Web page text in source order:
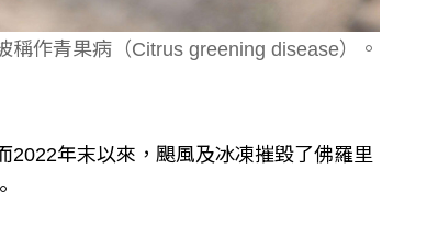
作青果病（Citrus greening disease）。
2022年末以來，颶風及冰凍摧毀了佛羅里